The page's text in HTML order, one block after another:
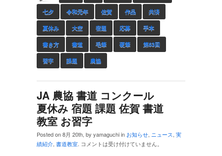
七夕 令和元年 佐賀 作品 共済
夏休み 大空 宿題 応募 手本
書き方 書道 毛筆 硬筆 第63回
習字 課題 農協
JA 農協 書道 コンクール
夏休み 宿題 課題 佐賀 書道
教室 お習字
Posted on 8月 20th, by yamaguchi in お知らせ, ニュース, 実
績紹介, 書道教室. コメントは受け付けていません。